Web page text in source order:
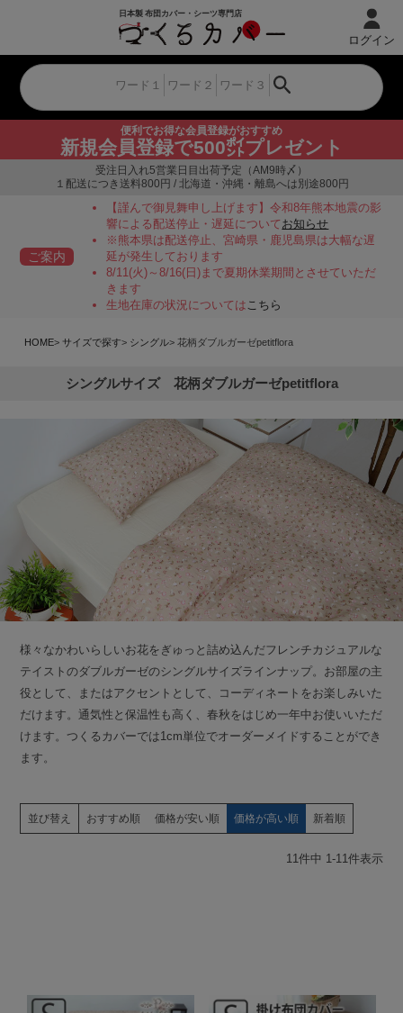
便利でお得な会員登録がおすすめ
新規会員登録で500㌽プレゼント
ログイン
受注日入れ5営業日目出荷予定（AM9時〆）
１配送につき送料800円 / 北海道・沖縄・離島へは別途800円
ご案内
【謹んで御見舞申し上げます】令和8年熊本地震の影
響による配送停止・遅延についてお知らせ
※熊本県は配送停止、宮崎県・鹿児島県は大幅な遅
延が発生しております
8/11(火)～8/16(日)まで夏期休業期間とさせていただ
きます
生地在庫の状況についてはこちら
HOME サイズで探す シングル 花柄ダブルガーゼpetitflora
シングルサイズ 花柄ダブルガーゼpetitflora
様々なかわいらしいお花をぎゅっと詰め込んだフレンチカジュアルな
テイストのダブルガーゼのシングルサイズラインナップ。お部屋の主
役として、またはアクセントとして、コーディネートをお楽しみいた
だけます。通気性と保温性も高く、春秋をはじめ一年中お使いいただ
けます。つくるカバーでは1cm単位でオーダーメイドすることができ
ます。
並び替え おすすめ順 価格が安い順 価格が高い順 新着順
11 件中 1 -11 件表示